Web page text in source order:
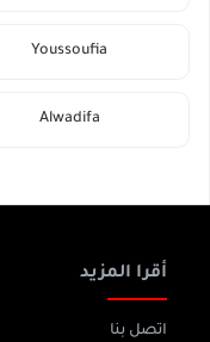
Youssoufia
Alwadifa
أقرا المزيد
اتصل بنا